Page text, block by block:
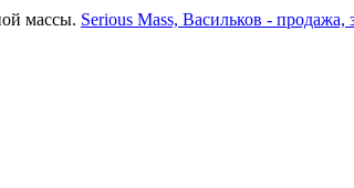
массы. Serious Mass, Васильков - продажа,